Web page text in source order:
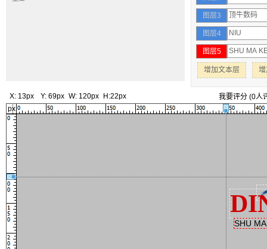
图层3
图层4
图层5
增加文本层
X: 13px Y: 69px W: 120px H:22px 我要评分 (0人
SHU
px